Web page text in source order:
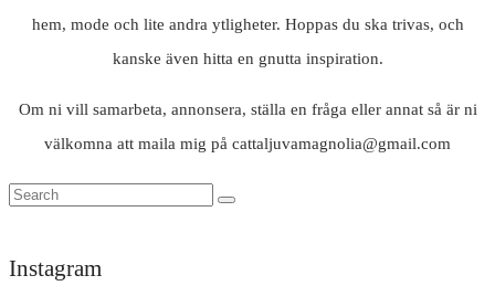
hem, mode och lite andra ytligheter. Hoppas du ska trivas, och
kanske även hitta en gnutta inspiration.
Om ni vill samarbeta, annonsera, ställa en fråga eller annat så är ni
välkomna att maila mig på cattaljuvamagnolia@gmail.com
Instagram